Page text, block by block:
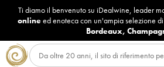
Ti diamo il benvenuto su iDealwine, leader
onlineed enoteca con un'ampia selezione
Bordeaux,